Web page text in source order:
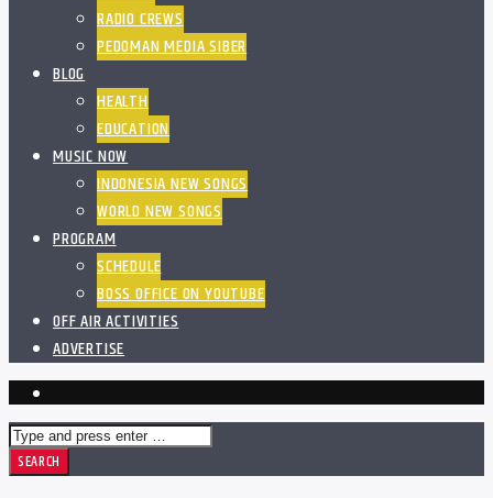
RADIO CREWS
PEDOMAN MEDIA SIBER
BLOG
HEALTH
EDUCATION
MUSIC NOW
INDONESIA NEW SONGS
WORLD NEW SONGS
PROGRAM
SCHEDULE
BOSS OFFICE ON YOUTUBE
OFF AIR ACTIVITIES
ADVERTISE